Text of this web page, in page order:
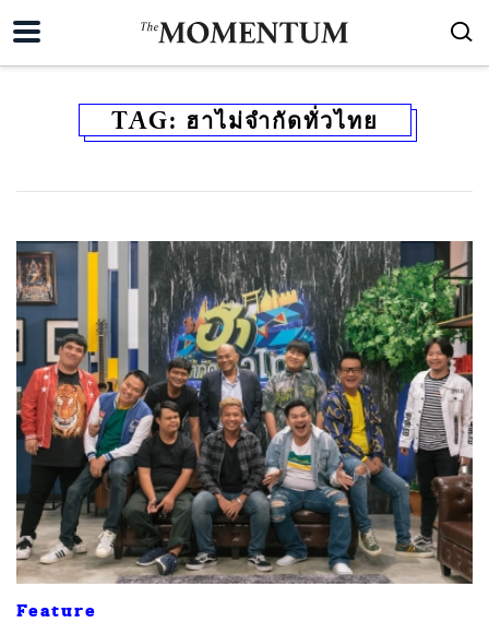
TAG: ฮาไม่จำกัดทั่วไทย
Feature
ค้นหา
SHARE TWEET LINE EMAIL